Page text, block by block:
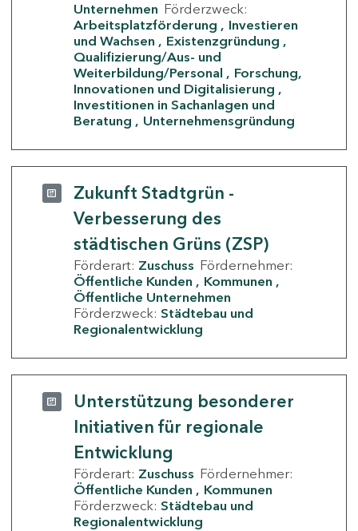
Unternehmen Förderzweck:
Arbeitsplatzförderung
Investieren
und Wachsen
Existenzgründung
Qualifizierung/Aus- und
Weiterbildung/Personal
Forschung,
Innovationen und Digitalisierung
Investitionen in Sachanlagen und
Beratung
Unternehmensgründung
Zukunft Stadtgrün -
Verbesserung des
städtischen Grüns (ZSP)
Förderart: Zuschuss Fördernehmer:
Öffentliche Kunden
Kommunen
Öffentliche Unternehmen
Förderzweck: Städtebau und
Regionalentwicklung
Unterstützung besonderer
Initiativen für regionale
Entwicklung
Förderart: Zuschuss Fördernehmer:
Öffentliche Kunden
Kommunen
Förderzweck: Städtebau und
Regionalentwicklung